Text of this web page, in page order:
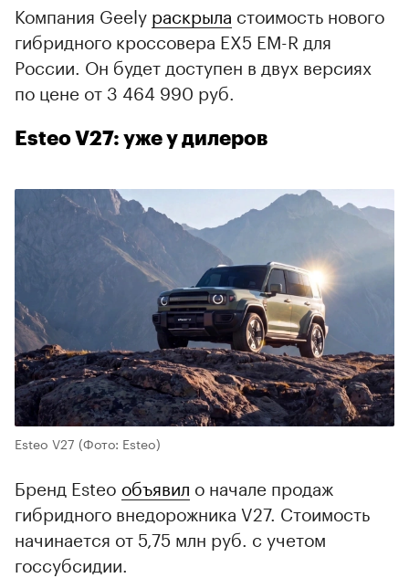
Компания Geely раскрыла стоимость нового
гибридного кроссовера EX5 EM-R для
России. Он будет доступен в двух версиях
по цене от 3 464 990 руб.
Esteo V27: уже у дилеров
Esteo V27 (Фото: Esteo)
Бренд Esteo объявил о начале продаж
гибридного внедорожника V27. Стоимость
начинается от 5,75 млн руб. с учетом
госсубсидии.